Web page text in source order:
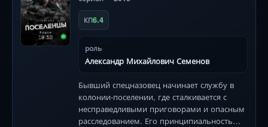
КП6.4
роль
Александр Михайлович Семенов
Бывший спецназовец начинает службу в
колонии-поселении, где сталкивается с
несправедливыми приговорами и опасным
расследованием. Его принципиальность